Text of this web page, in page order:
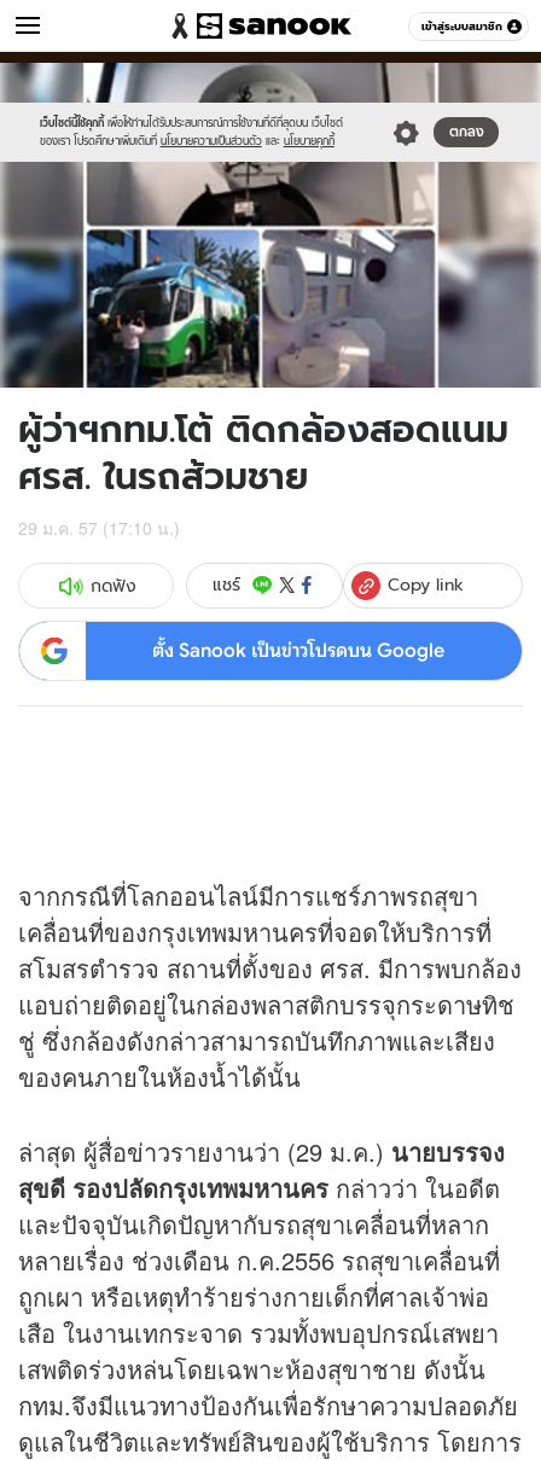
เข้าสู่ระบบสมาชิก
ข่าว หมวดอื่นๆ
เว็บไซต์นี้ใช้คุกกี้ เพื่อให้ท่านได้รับประสบการณ์การใช้งานที่ดีที่สุดบน เว็บไซต์
ของเรา โปรดศึกษาเพิ่มเติมที่ นโยบายความเป็นส่วนตัว และ นโยบายคุกกี้
ตกลง
Sanook
//s.isanook.com/sr/0/images/logo-
new-
sanook.png
600
60
//s.isanook.com/ns/0/ud/286/1431406/4.jpg
ผู้ว่าฯกทม.โต้ ติดกล้องสอดแนม
ศรส. ในรถส้วมชาย
29 ม.ค. 57 (17:10 น.)
กดฟัง แชร์ Copy link
ตั้ง Sanook เป็นข่าวโปรดบน Google
จากกรณีที่โลกออนไลน์มีการแชร์ภาพรถสุขา
เคลื่อนที่ของกรุงเทพมหานครที่จอดให้บริการที่
สโมสรตำรวจ สถานที่ตั้งของ ศรส. มีการพบกล้อง
แอบถ่ายติดอยู่ในกล่องพลาสติกบรรจุกระดาษทิช
ชู่ ซึ่งกล้องดังกล่าวสามารถบันทึกภาพและเสียง
ของคนภายในห้องน้ำได้นั้น
ล่าสุด ผู้สื่อข่าวรายงานว่า (29 ม.ค.) นายบรรจง
สุขดี รองปลัดกรุงเทพมหานคร กล่าวว่า ในอดีต
และปัจจุบันเกิดปัญหากับรถสุขาเคลื่อนที่หลาก
หลายเรื่อง ช่วงเดือน ก.ค.2556 รถสุขาเคลื่อนที่
ถูกเผา หรือเหตุทำร้ายร่างกายเด็กที่ศาลเจ้าพ่อ
เสือ ในงานเทกระจาด รวมทั้งพบอุปกรณ์เสพยา
เสพติดร่วงหล่นโดยเฉพาะห้องสุขาชาย ดังนั้น
กทม.จึงมีแนวทางป้องกันเพื่อรักษาความปลอดภัย
ดูแลในชีวิตและทรัพย์สินของผู้ใช้บริการ โดยการ